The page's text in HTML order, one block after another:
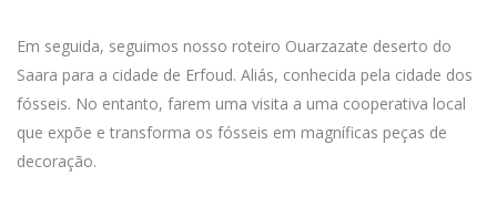
Em seguida, seguimos nosso roteiro Ouarzazate deserto do
Saara para a cidade de Erfoud. Aliás, conhecida pela cidade dos
fósseis. No entanto, farem uma visita a uma cooperativa local
que expõe e transforma os fósseis em magníficas peças de
decoração.